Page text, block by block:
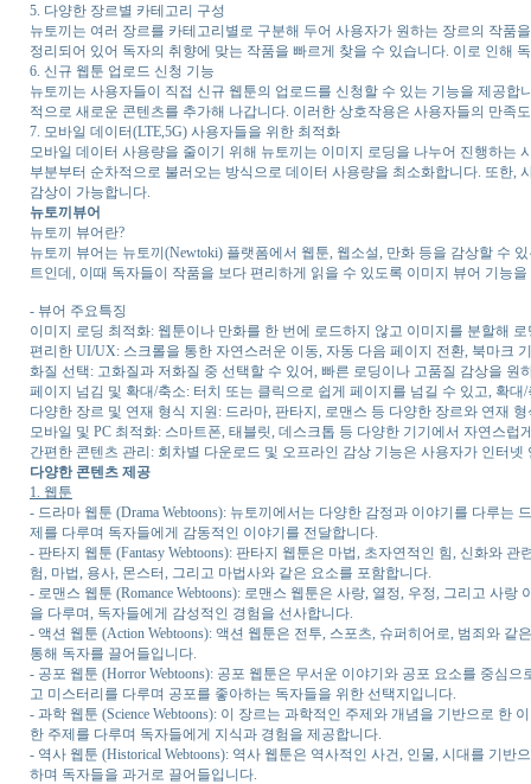
5. 다양한 장르별 카테고리 구성
뉴토끼는 여러 장르를 카테고리별로 구분해 두어 사용자가 원하는 장르의 작품
정리되어 있어 독자의 취향에 맞는 작품을 빠르게 찾을 수 있습니다. 이로 인해
6. 신규 웹툰 업로드 신청 기능
뉴토끼는 사용자들이 직접 신규 웹툰의 업로드를 신청할 수 있는 기능을 제공
적으로 새로운 콘텐츠를 추가해 나갑니다. 이러한 상호작용은 사용자들의 만족
7. 모바일 데이터(LTE,5G) 사용자들을 위한 최적화
모바일 데이터 사용량을 줄이기 위해 뉴토끼는 이미지 로딩을 나누어 진행하는
부분부터 순차적으로 불러오는 방식으로 데이터 사용량을 최소화합니다. 또한
감상이 가능합니다.
뉴토끼뷰어
뉴토끼 뷰어란?
뉴토끼 뷰어는 뉴토끼(Newtoki) 플랫폼에서 웹툰, 웹소설, 만화 등을 감상할 수
트인데, 이때 독자들이 작품을 보다 편리하게 읽을 수 있도록 이미지 뷰어 기능
- 뷰어 주요특징
이미지 로딩 최적화: 웹툰이나 만화를 한 번에 로드하지 않고 이미지를 분할해
편리한 UI/UX: 스크롤을 통한 자연스러운 이동, 자동 다음 페이지 전환, 북마크
화질 선택: 고화질과 저화질 중 선택할 수 있어, 빠른 로딩이나 고품질 감상을 원
페이지 넘김 및 확대/축소: 터치 또는 클릭으로 쉽게 페이지를 넘길 수 있고, 확
다양한 장르 및 연재 형식 지원: 드라마, 판타지, 로맨스 등 다양한 장르와 연재
모바일 및 PC 최적화: 스마트폰, 태블릿, 데스크톱 등 다양한 기기에서 자연스럽
간편한 콘텐츠 관리: 회차별 다운로드 및 오프라인 감상 기능은 사용자가 인터
다양한 콘텐츠 제공
1. 웹툰
- 드라마 웹툰 (Drama Webtoons): 뉴토끼에서는 다양한 감정과 이야기를 다루
제를 다루며 독자들에게 감동적인 이야기를 전달합니다.
- 판타지 웹툰 (Fantasy Webtoons): 판타지 웹툰은 마법, 초자연적인 힘, 신화와
험, 마법, 용사, 몬스터, 그리고 마법사와 같은 요소를 포함합니다.
- 로맨스 웹툰 (Romance Webtoons): 로맨스 웹툰은 사랑, 열정, 우정, 그리고 사
을 다루며, 독자들에게 감성적인 경험을 선사합니다.
- 액션 웹툰 (Action Webtoons): 액션 웹툰은 전투, 스포츠, 슈퍼히어로, 범죄와
통해 독자를 끌어들입니다.
- 공포 웹툰 (Horror Webtoons): 공포 웹툰은 무서운 이야기와 공포 요소를 중심
고 미스터리를 다루며 공포를 좋아하는 독자들을 위한 선택지입니다.
- 과학 웹툰 (Science Webtoons): 이 장르는 과학적인 주제와 개념을 기반으로
한 주제를 다루며 독자들에게 지식과 경험을 제공합니다.
- 역사 웹툰 (Historical Webtoons): 역사 웹툰은 역사적인 사건, 인물, 시대를 기
하며 독자들을 과거로 끌어들입니다.